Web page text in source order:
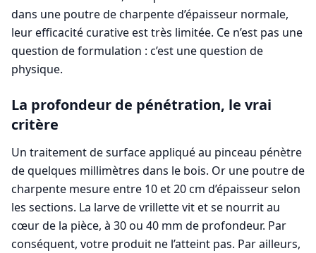
dans une poutre de charpente d’épaisseur normale,
leur efficacité curative est très limitée. Ce n’est pas une
question de formulation : c’est une question de
physique.
La profondeur de pénétration, le vrai
critère
Un traitement de surface appliqué au pinceau pénètre
de quelques millimètres dans le bois. Or une poutre de
charpente mesure entre 10 et 20 cm d’épaisseur selon
les sections. La larve de vrillette vit et se nourrit au
cœur de la pièce, à 30 ou 40 mm de profondeur. Par
conséquent, votre produit ne l’atteint pas. Par ailleurs,